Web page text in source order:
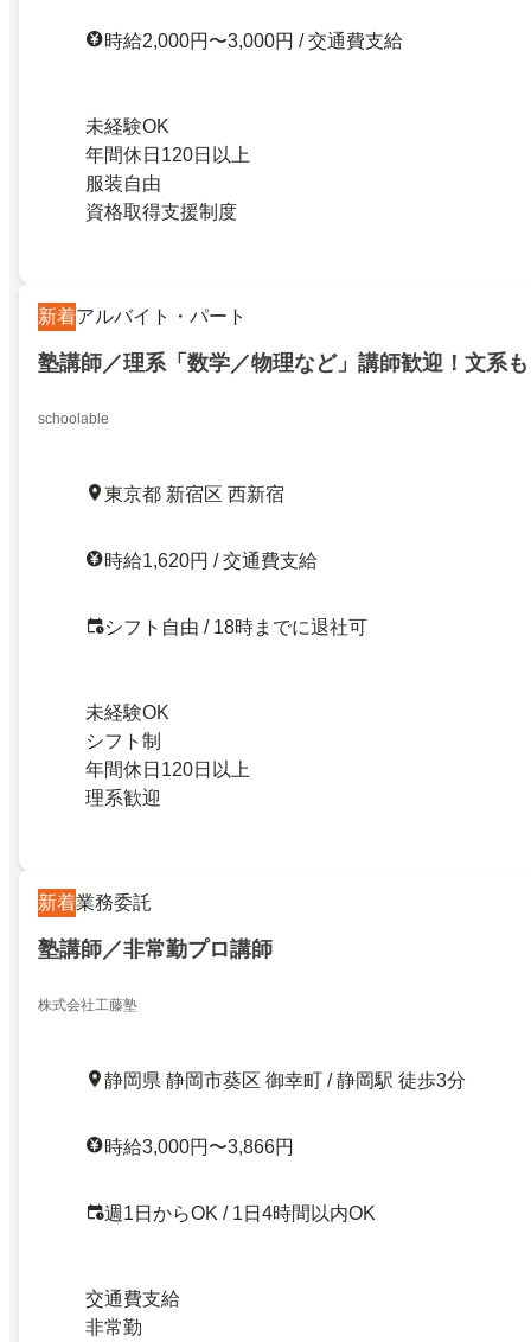
時給2,000円〜3,000円 / 交通費支給
未経験OK
年間休日120日以上
服装自由
資格取得支援制度
新着アルバイト・パート
塾講師／理系「数学／物理など」講師歓迎！文系
schoolable
東京都 新宿区 西新宿
時給1,620円 / 交通費支給
シフト自由 / 18時までに退社可
未経験OK
シフト制
年間休日120日以上
理系歓迎
新着業務委託
塾講師／非常勤プロ講師
株式会社工藤塾
静岡県 静岡市葵区 御幸町 / 静岡駅 徒歩3分
時給3,000円〜3,866円
週1日からOK / 1日4時間以内OK
交通費支給
非常勤